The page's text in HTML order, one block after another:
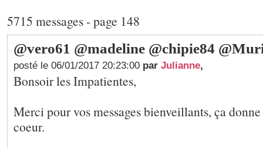
5715 messages - page 148
@vero61 @madeline @chipie84
posté le 06/01/2017 20:23:00 par Julianne,
Bonsoir les Impatientes,
Merci pour vos messages bienveillants, ça
coeur.